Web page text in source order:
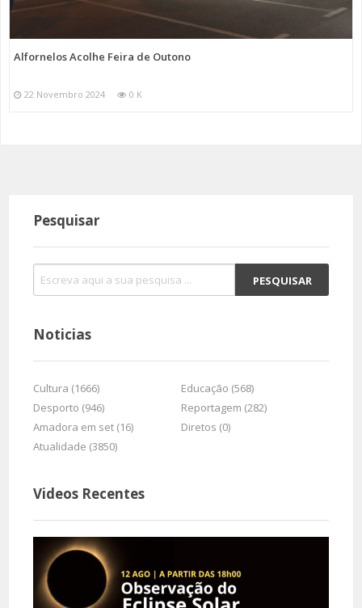
Alfornelos Acolhe Feira de Outono
22 Novembro 2024 0 K
Pesquisar
Noticias
Cultura (1666)
Educação (568)
Desporto (946)
Reportagem (282)
Amadora em set (16)
Diretos (0)
Atualidade (3850)
Videos Recentes